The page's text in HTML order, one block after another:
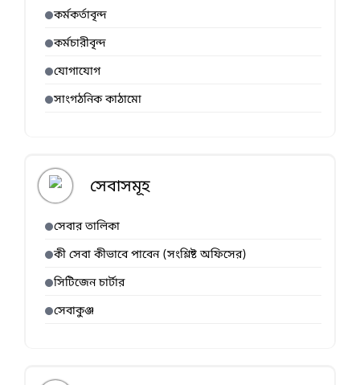
কর্মকর্তাবৃন্দ
কর্মচারীবৃন্দ
যোগাযোগ
সাংগঠনিক কাঠামো
সেবাসমূহ
সেবার তালিকা
কী সেবা কীভাবে পাবেন (সংশ্লিষ্ট অফিসের)
সিটিজেন চার্টার
সেবাকুঞ্জ